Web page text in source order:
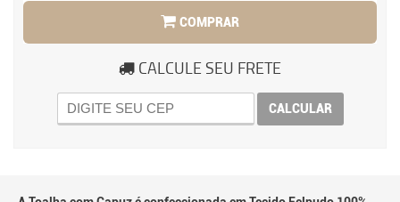
COMPRAR
CALCULE SEU FRETE
CALCULAR